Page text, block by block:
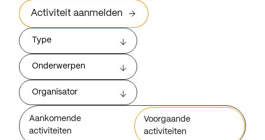
Activiteit aanmelden
Type
Onderwerpen
Organisator
Aankomende
activiteiten
Voorgaande
activiteiten